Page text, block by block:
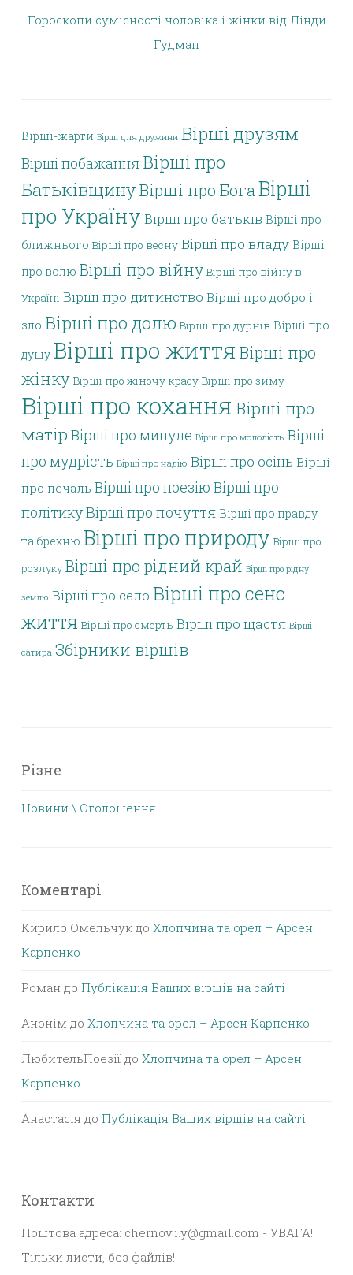
Гороскопи сумісності чоловіка і жінки від Лінди
Гудман
Вірші-жарти Вірші для дружини Вірші друзям
Вірші побажання Вірші про
БатьківщинуВірші про БогаВірші
про Україну Вірші про батьків Вірші про
ближнього Вірші про весну Вірші про владу Вірші
про волю Вірші про війну Вірші про війну в
Україні Вірші про дитинство Вірші про добро і
зло Вірші про долю Вірші про дурнів Вірші про
душу Вірші про життя Вірші про
жінку Вірші про жіночу красу Вірші про зиму
Вірші про кохання Вірші про
матір Вірші про минуле Вірші про молодість Вірші
про мудрість Вірші про надію Вірші про осінь Вірші
про печаль Вірші про поезію Вірші про
політикуВірші про почуття Вірші про правду
та брехню Вірші про природу Вірші про
розлуку Вірші про рідний край Вірші про рідну
землю Вірші про село Вірші про сенс
життя Вірші про смерть Вірші про щастя Вірші
сатира Збірники віршів
Різне
Новини \ Оголошення
Коментарі
Кирило Омельчук до Хлопчина та орел – Арсен
Карпенко
Роман до Публікація Ваших віршів на сайті
Анонім до Хлопчина та орел – Арсен Карпенко
ЛюбительПоезії до Хлопчина та орел – Арсен
Карпенко
Анастасія до Публікація Ваших віршів на сайті
Контакти
Поштова адреса: chernov.i.y@gmail.com - УВАГА!
Тільки листи, без файлів!